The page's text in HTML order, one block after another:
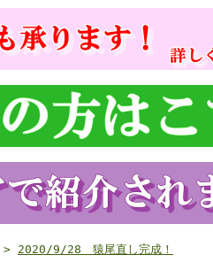
> 2020/9/28 猿尾直し完成！